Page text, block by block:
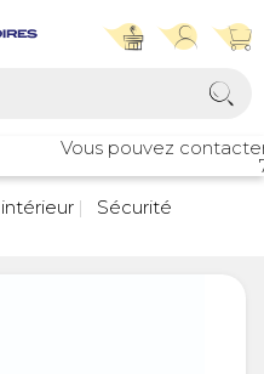
Vous pouvez
Sécurité